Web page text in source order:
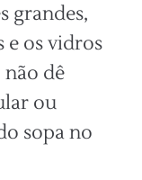
grandes,
e os vidros
não dê
ou
sopa no